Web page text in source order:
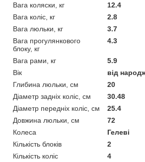
Вага коляски, кг
12.4
Вага коліс, кг
2.8
Вага люльки, кг
3.7
Вага прогулянкового
блоку, кг
4.3
Вага рами, кг
5.9
Вік
від
Глибина люльки, см
20
Діаметр задніх коліс, см
30.48
Діаметр передніх коліс, см
25.4
Довжина люльки, см
72
Колеса
Гелеві
Кількість блоків
2
Кількість коліс
4